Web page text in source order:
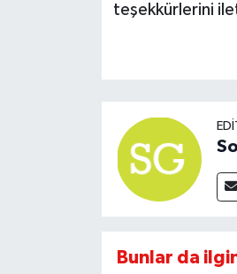
teşekkürlerini
Bunlar da